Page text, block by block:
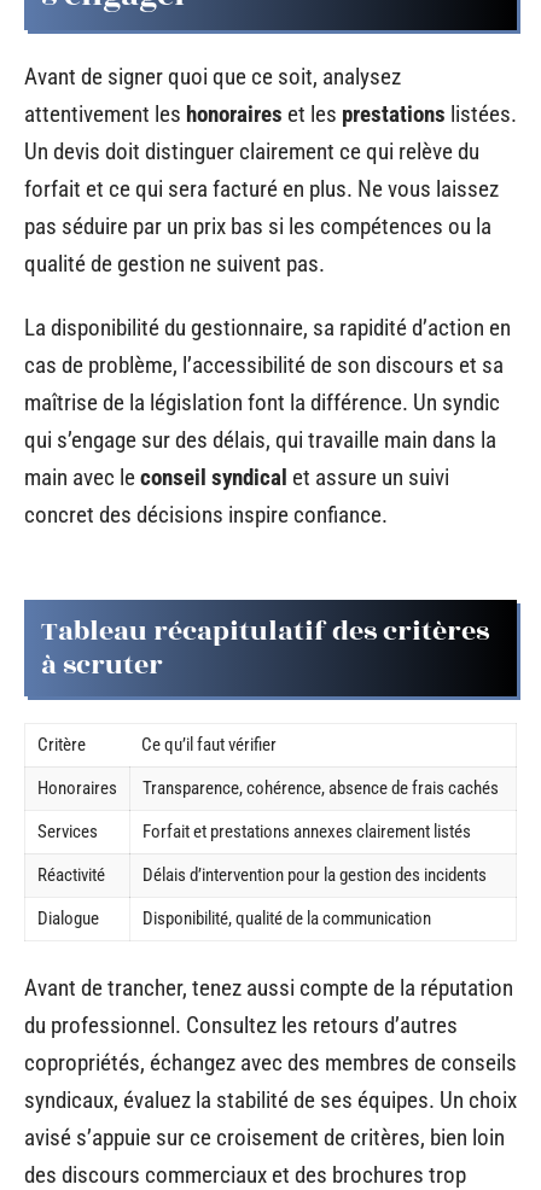
Avant de signer quoi que ce soit, analysez
attentivement les honoraires et les prestations listées.
Un devis doit distinguer clairement ce qui relève du
forfait et ce qui sera facturé en plus. Ne vous laissez
pas séduire par un prix bas si les compétences ou la
qualité de gestion ne suivent pas.
La disponibilité du gestionnaire, sa rapidité d’action en
cas de problème, l’accessibilité de son discours et sa
maîtrise de la législation font la différence. Un syndic
qui s’engage sur des délais, qui travaille main dans la
main avec leconseil syndical et assure un suivi
concret des décisions inspire confiance.
Tableau récapitulatif des critères
à scruter
Critère
Ce qu’il faut vérifier
Honoraires
Transparence, cohérence, absence de frais cachés
Services
Forfait et prestations annexes clairement listés
Réactivité
Délais d’intervention pour la gestion des incidents
Dialogue
Disponibilité, qualité de la communication
Avant de trancher, tenez aussi compte de la réputation
du professionnel. Consultez les retours d’autres
copropriétés, échangez avec des membres de conseils
syndicaux, évaluez la stabilité de ses équipes. Un choix
avisé s’appuie sur ce croisement de critères, bien loin
des discours commerciaux et des brochures trop